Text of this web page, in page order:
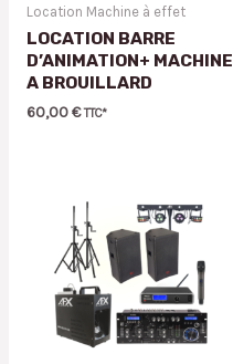
Location Machine à effet
LOCATION BARRE
D’ANIMATION+ MACHINE
A BROUILLARD
60,00€ TTC*